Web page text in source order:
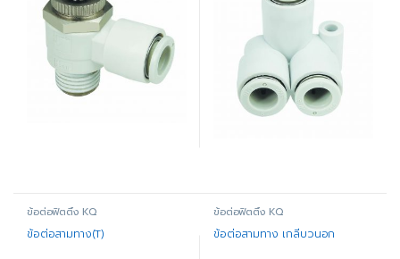
ข้อต่อฟิตติ้ง KQ
ข้อต่อสามทาง(T)
ข้อต่อฟิตติ้ง KQ
ข้อต่อสามทาง เกลีบวนอก